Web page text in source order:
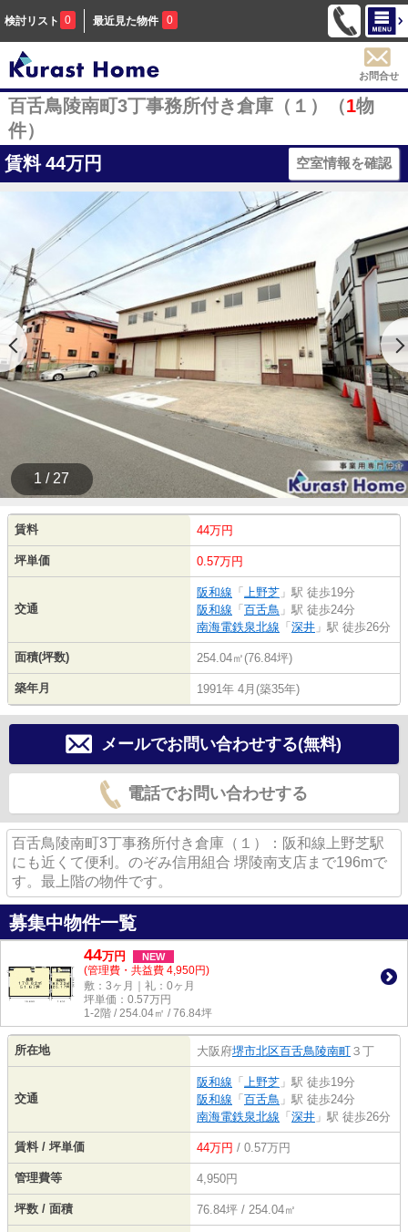
検討リスト 0 最近見た物件 0
お問合せ
百舌鳥陵南町3丁事務所付き倉庫（１）（1物
件）
賃料 44万円 空室情報を確認
1 / 27
賃料 44万円
坪単価 0.57万円
交通
阪和線 「 上野芝 」駅 徒歩19分
阪和線 「 百舌鳥 」駅 徒歩24分
南海電鉄泉北線 「 深井 」駅 徒歩26分
面積(坪数) 254.04㎡(76.84坪)
築年月 1991年 4月(築35年)
メールでお問い合わせする(無料)
電話でお問い合わせする
百舌鳥陵南町3丁事務所付き倉庫（１）：阪和線上野芝駅
にも近くて便利。のぞみ信用組合 堺陵南支店まで196mで
す。最上階の物件です。
募集中物件一覧
44万円 NEW
(管理費・共益費 4,950円)
敷：3ヶ月｜礼：0ヶ月
坪単価： 0.57万円
1-2階 / 254.04㎡ / 76.84坪
所在地 大阪府堺市北区百舌鳥陵南町 ３丁
交通
阪和線 「 上野芝 」駅 徒歩19分
阪和線 「 百舌鳥 」駅 徒歩24分
南海電鉄泉北線 「 深井 」駅 徒歩26分
賃料 / 坪単価 44万円 / 0.57万円
管理費等 4,950円
坪数 / 面積 76.84坪 / 254.04㎡